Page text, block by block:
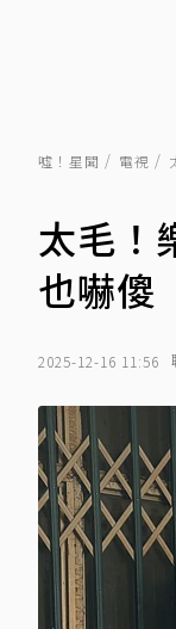
噓！星聞 電視
太毛！
也嚇傻
2025-12-16 11:56